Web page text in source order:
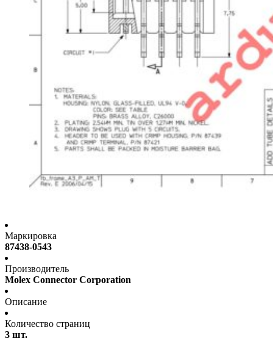
Маркировка
87438-0543
Производитель
Molex Connector Corporation
Описание
Количество страниц
3 шт.